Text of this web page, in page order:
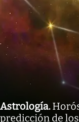
Astrología.
predicción de